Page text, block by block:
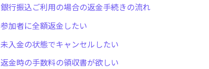
銀行振込ご利用の場合の返金手続きの流れ
参加者に全額返金したい
未入金の状態でキャンセルしたい
返金時の手数料の領収書が欲しい